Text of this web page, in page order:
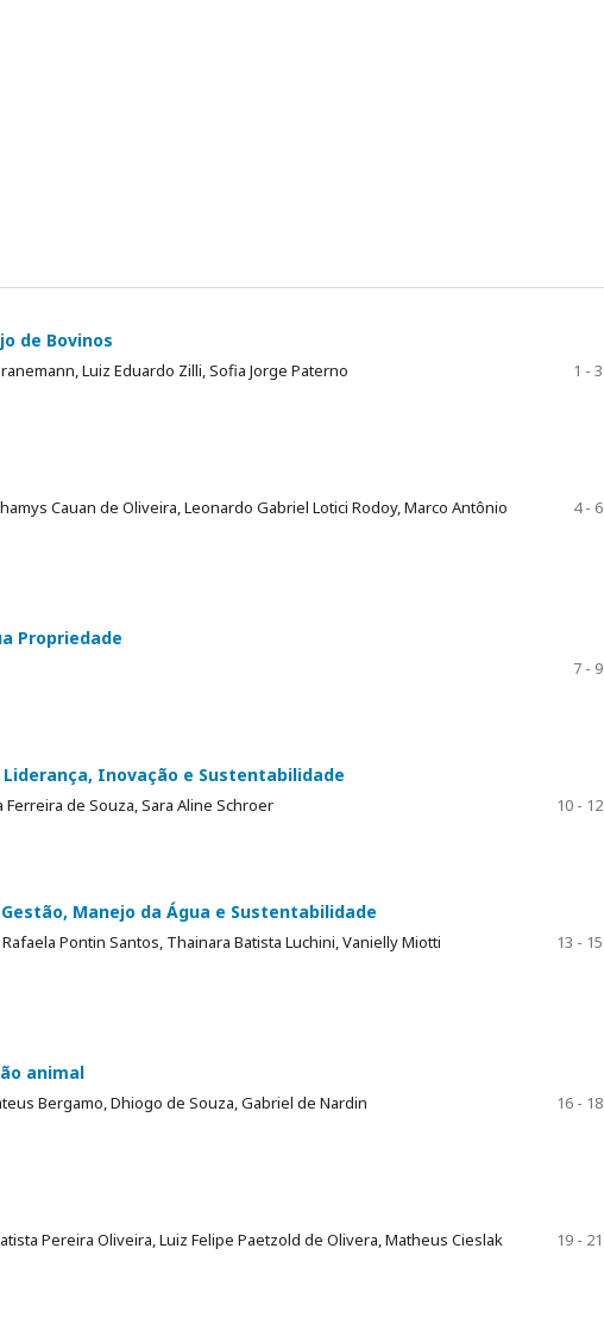
de Bovinos
Luiz Eduardo Zilli, Sofia Jorge Paterno
1 - 3
Cauan de Oliveira, Leonardo Gabriel Lotici Rodoy, Marco Antônio
4 - 6
Propriedade
7 - 9
Inovação e Sustentabilidade
de Souza, Sara Aline Schroer
10 - 12
Manejo da Água e Sustentabilidade
Pontin Santos, Thainara Batista Luchini, Vanielly Miotti
13 - 15
animal
Bergamo, Dhiogo de Souza, Gabriel de Nardin
16 - 18
Pereira Oliveira, Luiz Felipe Paetzold de Olivera, Matheus Cieslak
19 - 21